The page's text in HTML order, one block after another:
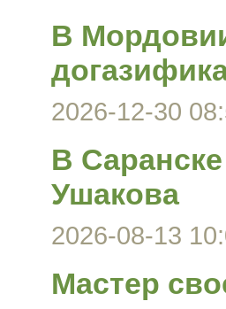
В
2026-12-30
В
Ушакова
2026-08-13
Мастер